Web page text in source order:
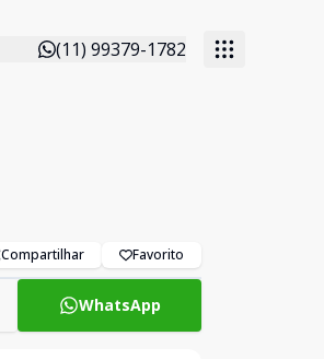
(11) 99379-1782
Compartilhar Favorito
WhatsApp